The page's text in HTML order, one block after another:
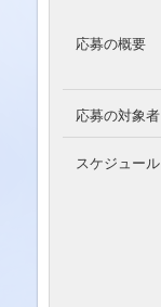
応募の概要
応募の対象者
スケジュール